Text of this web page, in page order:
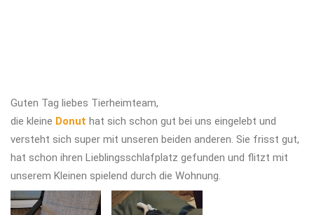
Guten Tag liebes Tierheimteam,
die kleine Donut hat sich schon gut bei uns eingelebt und
versteht sich super mit unseren beiden anderen. Sie frisst gut,
hat schon ihren Lieblingsschlafplatz gefunden und flitzt mit
unserem Kleinen spielend durch die Wohnung.